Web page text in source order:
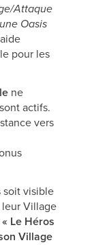
Attaque
Oasis
pour les
ne
actifs.
vers
soit visible
leur Village
« Le Héros
Village